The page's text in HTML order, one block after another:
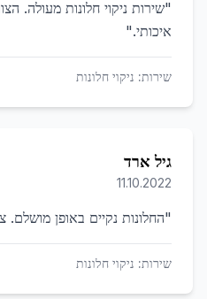
"שירות ניקוי חלונות מעולה.
איכותי."
שירות: ניקוי חלונות
גיל ארד
11.10.2022
"החלונות נקיים באופן מושלם.
שירות: ניקוי חלונות